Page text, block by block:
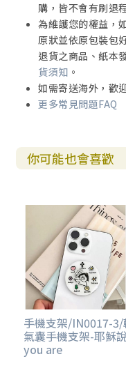
購，皆不會有刷退
為維護您的權益，
原狀並依原包裝包
退貨之商品、紙本
貨須知 。
如需寄送海外，歡
更多常見問題FAQ
你可能也會喜歡
手機支架/IN0017-3/
氣囊手機支架-耶穌
you are